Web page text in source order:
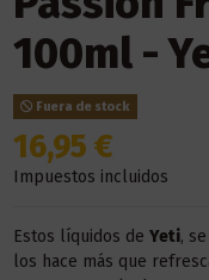
100ml -
Fuera de stock
16,95 €
Impuestos incluidos
Estos líquidos de Yeti,
los hace más que